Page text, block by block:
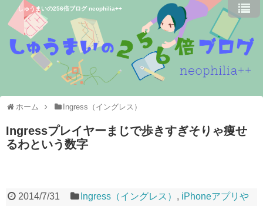
しゅうまいの256倍ブログ neophilia++
ホーム Ingress（イングレス）
Ingressプレイヤーまじで歩きすぎそりゃ痩せ
るわという数字
2014/7/31 Ingress（イングレス） , iPhoneアプリや